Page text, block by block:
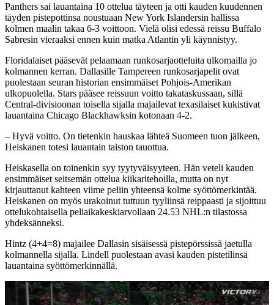
Panthers sai lauantaina 10 ottelua täyteen ja otti kauden kuudennen
täyden pistepottinsa noustuaan New York Islandersin hallissa
kolmen maalin takaa 6-3 voittoon. Vielä olisi edessä reissu Buffalo
Sabresin vieraaksi ennen kuin matka Atlantin yli käynnistyy.
Floridalaiset pääsevät pelaamaan runkosarjaotteluita ulkomailla jo
kolmannen kerran. Dallasille Tampereen runkosarjapelit ovat
puolestaan seuran historian ensimmäiset Pohjois-Amerikan
ulkopuolella. Stars pääsee reissuun voitto takataskussaan, sillä
Central-divisioonan toisella sijalla majailevat texasilaiset kukistivat
lauantaina Chicago Blackhawksin kotonaan 4-2.
– Hyvä voitto. On tietenkin hauskaa lähteä Suomeen tuon jälkeen,
Heiskanen totesi lauantain taiston tauottua.
Heiskasella on toinenkin syy tyytyväisyyteen. Hän veteli kauden
ensimmäiset seitsemän ottelua kiikaritehoilla, mutta on nyt
kirjauttanut kahteen viime peliin yhteensä kolme syöttömerkintää.
Heiskanen on myös urakoinut tuttuun tyyliinsä reippaasti ja sijoittuu
ottelukohtaisella peliaikakeskiarvollaan 24.53 NHL:n tilastossa
yhdeksänneksi.
Hintz (4+4=8) majailee Dallasin sisäisessä pistepörssissä jaetulla
kolmannella sijalla. Lindell puolestaan avasi kauden pistetilinsä
lauantaina syöttömerkinnällä.